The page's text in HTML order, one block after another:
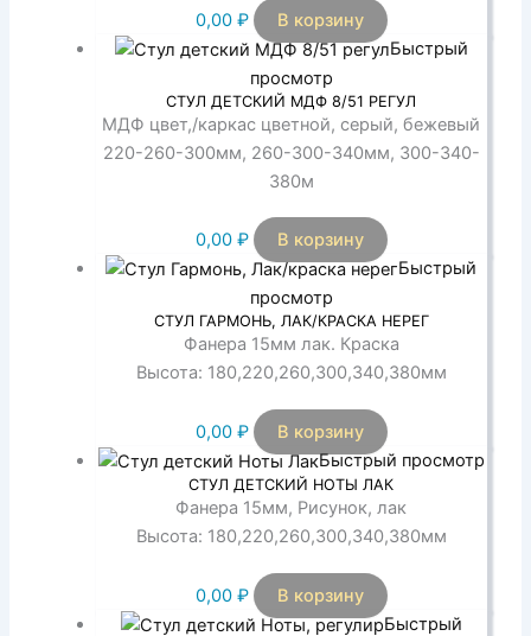
0,00 ₽
В корзину
Быстрый
просмотр
СТУЛ ДЕТСКИЙ МДФ 8/51 РЕГУЛ
МДФ цвет,/каркас цветной, серый, бежевый
220-260-300мм, 260-300-340мм, 300-340-
380м
0,00 ₽
В корзину
Быстрый
просмотр
СТУЛ ГАРМОНЬ, ЛАК/КРАСКА НЕРЕГ
Фанера 15мм лак. Краска
Высота: 180,220,260,300,340,380мм
0,00 ₽
В корзину
Быстрый просмотр
СТУЛ ДЕТСКИЙ НОТЫ ЛАК
Фанера 15мм, Рисунок, лак
Высота: 180,220,260,300,340,380мм
0,00 ₽
В корзину
Быстрый